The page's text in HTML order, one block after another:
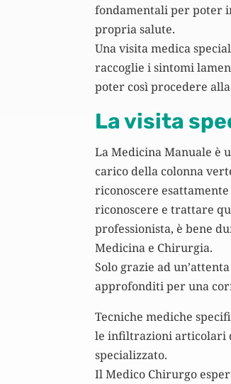
fondamentali per poter
propria salute.
Una visita medica
raccoglie i sintomi
poter così procedere
La visita
La Medicina Manuale è
carico della colonna
riconoscere
riconoscere e trattare
professionista, è bene
Medicina e Chirurgia.
Solo grazie ad
approfonditi per una
Tecniche mediche
le infiltrazioni articolari
specializzato.
Il Medico Chirurgo